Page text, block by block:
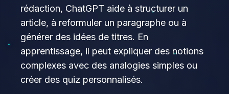
rédaction, ChatGPT aide à structurer un
article, à reformuler un paragraphe ou à
générer des idées de titres. En
apprentissage, il peut expliquer des notions
complexes avec des analogies simples ou
créer des quiz personnalisés.